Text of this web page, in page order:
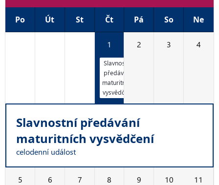
Po Út St Čt Pá So Ne
1
Slavnostní
předávání
maturitních
vysvědčení
2 3 4
Slavnostní předávání
maturitních vysvědčení
celodenní událost
5 6 7 8 9 10 11